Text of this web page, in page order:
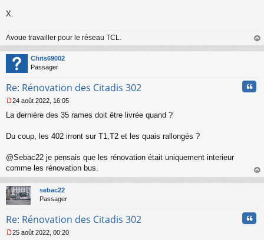
X.
Avoue travailler pour le réseau TCL.
au
Chris69002
Passager
Re: Rénovation des Citadis 302
e
s
e
n
o
n
l
u
24 août 2022, 16:05
La dernière des 35 rames doit être livrée quand ?
Du coup, les 402 irront sur T1,T2 et les quais rallongés ?
@Sebac22 je pensais que les rénovation était uniquement interieur
comme les rénovation bus.
au
sebac22
Passager
Re: Rénovation des Citadis 302
25 août 2022, 00:20